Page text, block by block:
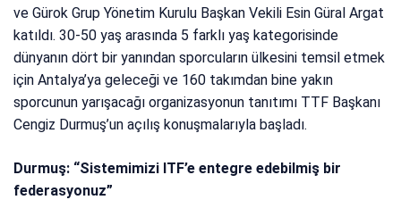
ve Gürok Grup Yönetim Kurulu Başkan Vekili Esin Güral Argat
katıldı. 30-50 yaş arasında 5 farklı yaş kategorisinde
dünyanın dört bir yanından sporcuların ülkesini temsil etmek
için Antalya’ya geleceği ve 160 takımdan bine yakın
sporcunun yarışacağı organizasyonun tanıtımı TTF Başkanı
Cengiz Durmuş’un açılış konuşmalarıyla başladı.
Durmuş: “Sistemimizi ITF’e entegre edebilmiş bir
federasyonuz”